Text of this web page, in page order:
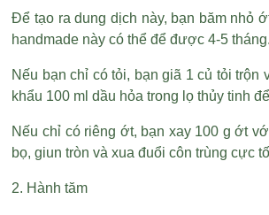
Để tạo ra dung dịch này, bạn băm nhỏ
handmade này có thể để được 4-5 tháng.
Nếu bạn chỉ có tỏi, bạn giã 1 củ tỏi
khẩu 100 ml dầu hỏa trong lọ thủy tinh
Nếu chỉ có riêng ớt, bạn xay 100 g ớt
bọ, giun tròn và xua đuổi côn trùng cực
2. Hành tăm